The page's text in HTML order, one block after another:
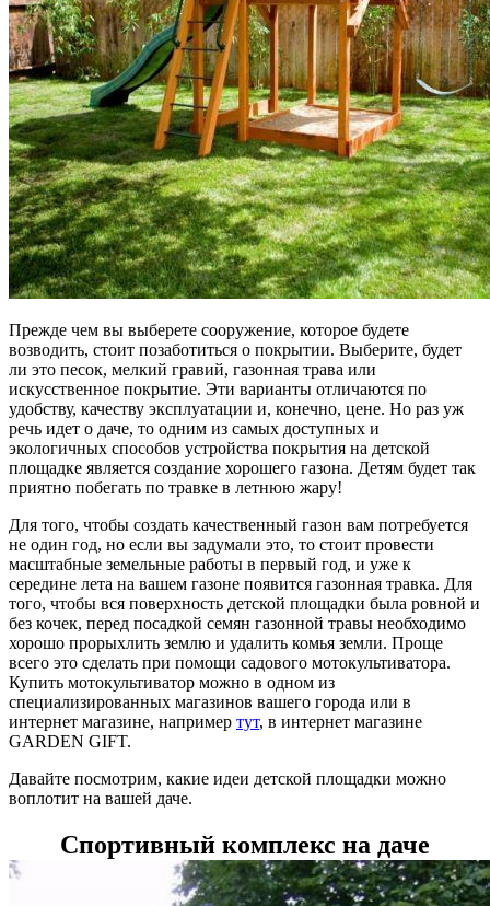
Прежде чем вы выберете сооружение, которое будете
возводить, стоит позаботиться о покрытии. Выберите, будет
ли это песок, мелкий гравий, газонная трава или
искусственное покрытие. Эти варианты отличаются по
удобству, качеству эксплуатации и, конечно, цене. Но раз уж
речь идет о даче, то одним из самых доступных и
экологичных способов устройства покрытия на детской
площадке является создание хорошего газона. Детям будет так
приятно побегать по травке в летнюю жару!
Для того, чтобы создать качественный газон вам потребуется
не один год, но если вы задумали это, то стоит провести
масштабные земельные работы в первый год, и уже к
середине лета на вашем газоне появится газонная травка. Для
того, чтобы вся поверхность детской площадки была ровной и
без кочек, перед посадкой семян газонной травы необходимо
хорошо прорыхлить землю и удалить комья земли. Проще
всего это сделать при помощи садового мотокультиватора.
Купить мотокультиватор можно в одном из
специализированных магазинов вашего города или в
интернет магазине, например тут, в интернет магазине
GARDEN GIFT.
Давайте посмотрим, какие идеи детской площадки можно
воплотит на вашей даче.
Спортивный комплекс на даче